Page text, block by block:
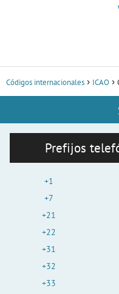
Códigos internacionales ICAO
Prefijos
+1
+7
+21
+22
+31
+32
+33